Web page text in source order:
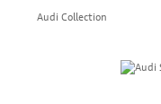
Audi Collection
Bildergalerie überspringen